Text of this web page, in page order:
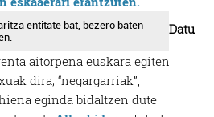
entitate bat, bezero baten
Datu
aitorpena euskara egiten
dira; “negargarriak”,
eginda bidaltzen dute